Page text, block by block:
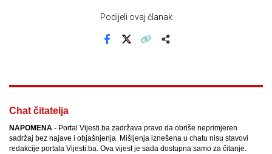
Podijeli ovaj članak
Chat čitatelja
NAPOMENA - Portal Vijesti.ba zadržava pravo da obriše neprimjeren
sadržaj bez najave i objašnjenja. Mišljenja iznešena u chatu nisu stavovi
redakcije portala Vijesti.ba. Ova vijest je sada dostupna samo za čitanje.